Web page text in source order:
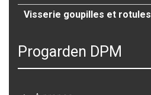
Visserie goupilles et rotules
Progarden DPM